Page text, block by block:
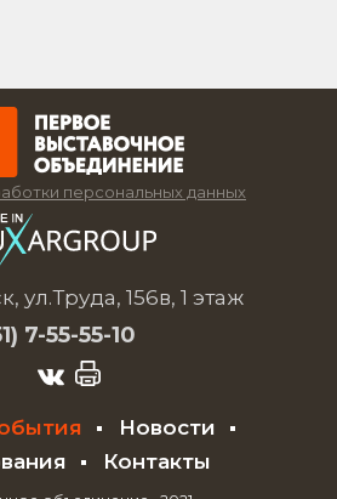
персональных данных
ул.Труда, 156в, 1 этаж
7-55-55-10
Новости
Контакты